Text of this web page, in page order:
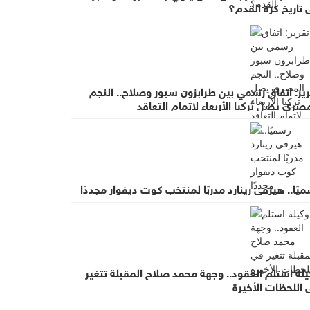
تاريخ كرة القدم؟
اتفاق رسمي بين طرابزون سبور وصلاح.. النجم
يصل تركيا الأربعاء لإتمام التعاقد
هيرفي رينارد مدربًا لمنتخب كوت ديفوار مجددًا
استلم العقود.. وجهة محمد صلاح المقبلة تتغير
اللحظات الأخيرة